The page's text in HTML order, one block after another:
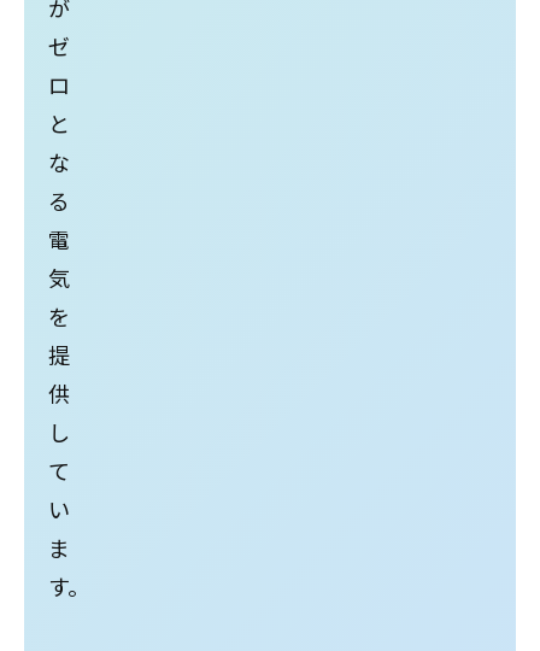
が
ゼ
ロ
と
な
る
電
気
を
提
供
し
て
い
ま
す。